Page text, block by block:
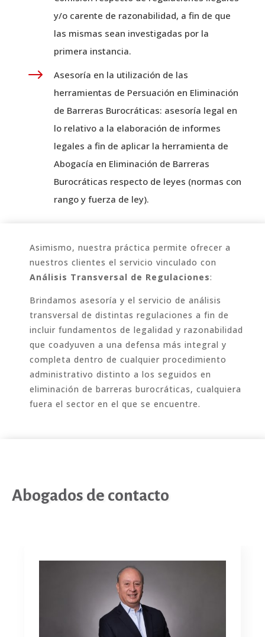
y/o carente de razonabilidad, a fin de que
las mismas sean investigadas por la
primera instancia.
$
Asesoría en la utilización de las
herramientas de Persuación en Eliminación
de Barreras Burocráticas: asesoría legal en
lo relativo a la elaboración de informes
legales a fin de aplicar la herramienta de
Abogacía en Eliminación de Barreras
Burocráticas respecto de leyes (normas con
rango y fuerza de ley).
Asimismo, nuestra práctica permite ofrecer a
nuestros clientes el servicio vinculado con
Análisis Transversal de Regulaciones:
Brindamos asesoría y el servicio de análisis
transversal de distintas regulaciones a fin de
incluir fundamentos de legalidad y razonabilidad
que coadyuven a una defensa más integral y
completa dentro de cualquier procedimiento
administrativo distinto a los seguidos en
eliminación de barreras burocráticas, cualquiera
fuera el sector en el que se encuentre.
Abogados de contacto